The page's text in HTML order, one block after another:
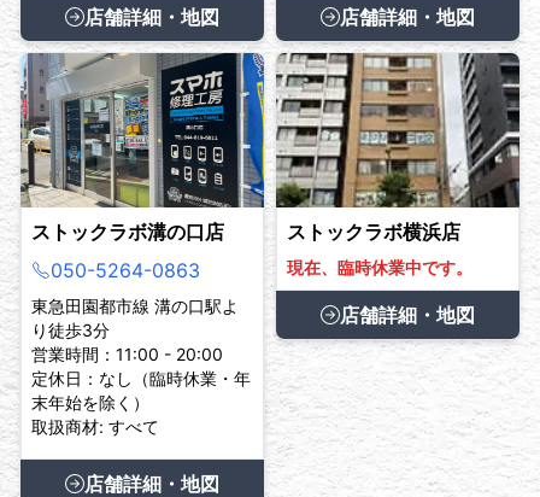
店舗詳細・地図 店舗詳細・地図
ストックラボ溝の口店
050-5264-0863
東急田園都市線 溝の口駅よ
り徒歩3分
営業時間：11:00 - 20:00
定休日：なし（臨時休業・年
末年始を除く）
取扱商材: すべて
店舗詳細・地図
ストックラボ横浜店
現在、臨時休業中です。
店舗詳細・地図